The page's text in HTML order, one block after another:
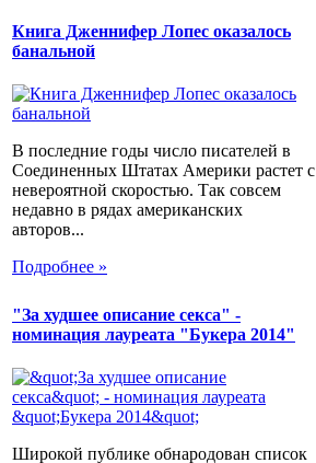
Книга Дженнифер Лопес оказалось
банальной
В последние годы число писателей в
Соединенных Штатах Америки растет с
невероятной скоростью. Так совсем
недавно в рядах американских
авторов...
Подробнее »
"За худшее описание секса" -
номинация лауреата "Букера 2014"
Широкой публике обнародован список